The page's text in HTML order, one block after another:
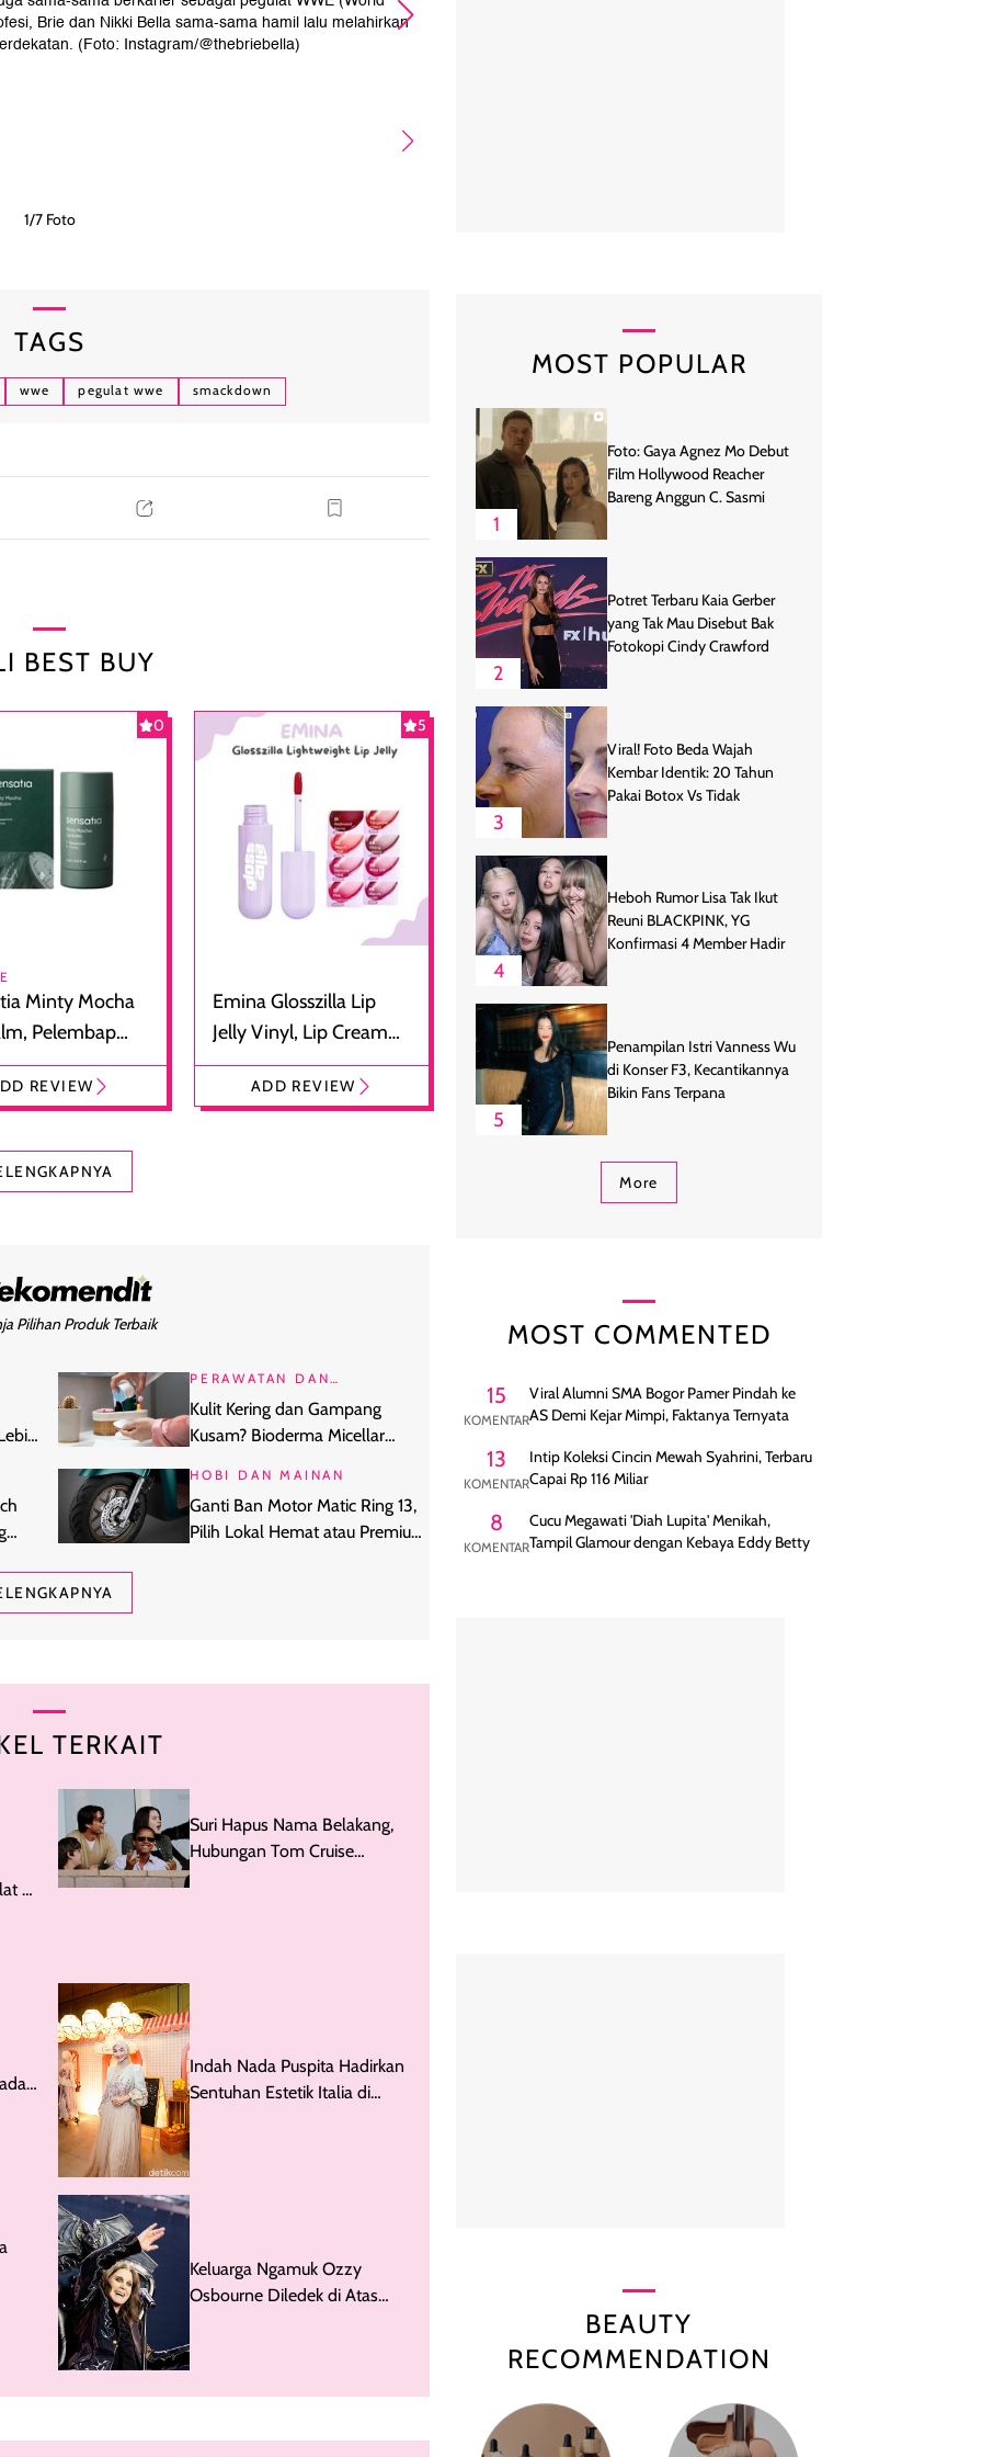
Brie dan Nikki Bella sama-sama hamil lalu melahirkan
(Foto: Instagram/@thebriebella)
1/7 Foto
TAGS
wwe pegulat wwe smackdown
BEST BUY
0
Minty Mocha
Pelembap
Aroma
REVIEW
5
Emina Glosszilla Lip
Jelly Vinyl, Lip Cream
Glossy Ringan dengan
Efek Bibir Plumpy
ADD REVIEW
Pilihan Produk Terbaik
PERAWATAN DAN
Kulit Kering dan Gampang
Kusam? Bioderma Micellar
HOBI DAN MAINAN
Ganti Ban Motor Matic Ring 13,
Pilih Lokal Hemat atau Premium
TERKAIT
di
Suri Hapus Nama Belakang,
Hubungan Tom Cruise
Indah Nada Puspita Hadirkan
Sentuhan Estetik Italia di
Keluarga Ngamuk Ozzy
Osbourne Diledek di Atas
MOST POPULAR
1
Foto: Gaya Agnez Mo Debut
Film Hollywood Reacher
Bareng Anggun C. Sasmi
2
Potret Terbaru Kaia Gerber
yang Tak Mau Disebut Bak
Fotokopi Cindy Crawford
3
Viral! Foto Beda Wajah
Kembar Identik: 20 Tahun
Pakai Botox Vs Tidak
4
Heboh Rumor Lisa Tak Ikut
Reuni BLACKPINK, YG
Konfirmasi 4 Member Hadir
5
Penampilan Istri Vanness Wu
di Konser F3, Kecantikannya
Bikin Fans Terpana
More
MOST COMMENTED
15
KOMENTAR
Viral Alumni SMA Bogor Pamer Pindah ke
AS Demi Kejar Mimpi, Faktanya Ternyata
13
KOMENTAR
Intip Koleksi Cincin Mewah Syahrini, Terbaru
Capai Rp 116 Miliar
8
KOMENTAR
Cucu Megawati 'Diah Lupita' Menikah,
Tampil Glamour dengan Kebaya Eddy Betty
BEAUTY
RECOMMENDATION